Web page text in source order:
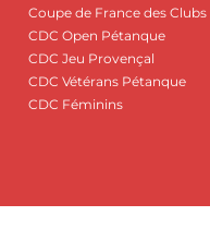
Coupe de France des Clubs
CDC Open Pétanque
CDC Jeu Provençal
CDC Vétérans Pétanque
CDC Féminins